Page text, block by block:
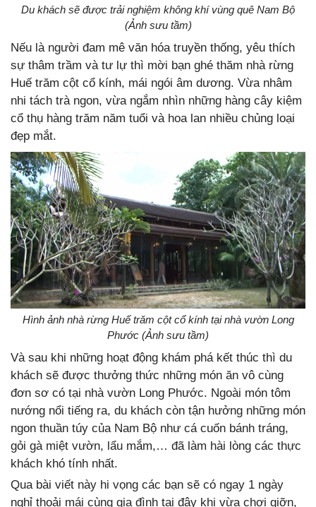
Du khách sẽ được trải nghiệm không khí vùng quê Nam Bộ
(Ảnh sưu tầm)
Nếu là người đam mê văn hóa truyền thống, yêu thích
sự thâm trầm và tư lự thì mời bạn ghé thăm nhà rừng
Huế trăm cột cổ kính, mái ngói âm dương. Vừa nhâm
nhi tách trà ngon, vừa ngắm nhìn những hàng cây kiệm
cổ thụ hàng trăm năm tuổi và hoa lan nhiều chủng loại
đẹp mắt.
Hình ảnh nhà rừng Huế trăm cột cổ kính tại nhà vườn Long
Phước (Ảnh sưu tầm)
Và sau khi những hoạt động khám phá kết thúc thì du
khách sẽ được thưởng thức những món ăn vô cùng
đơn sơ có tại nhà vườn Long Phước. Ngoài món tôm
nướng nổi tiếng ra, du khách còn tận hưởng những món
ngon thuần túy của Nam Bộ như cá cuốn bánh tráng,
gỏi gà miệt vườn, lẩu mắm,… đã làm hài lòng các thực
khách khó tính nhất.
Qua bài viết này hi vọng các bạn sẽ có ngay 1 ngày
nghỉ thoải mái cùng gia đình tại đây khi vừa chơi giỡn,